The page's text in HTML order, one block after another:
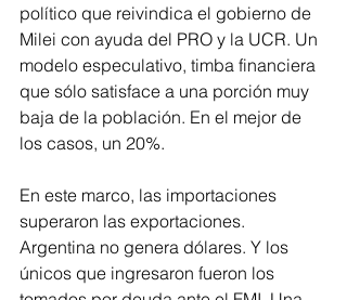
político que reivindica el gobierno de
Milei con ayuda del PRO y la UCR. Un
modelo especulativo, timba financiera
que sólo satisface a una porción muy
baja de la población. En el mejor de
los casos, un 20%.
En este marco, las importaciones
superaron las exportaciones.
Argentina no genera dólares. Y los
únicos que ingresaron fueron los